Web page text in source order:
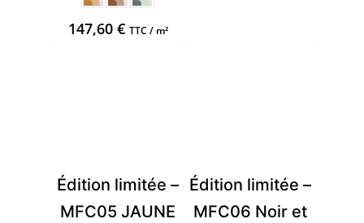
147,60 € TTC / m²
Édition limitée –
MFC05 JAUNE
Édition limitée –
MFC06 Noir et